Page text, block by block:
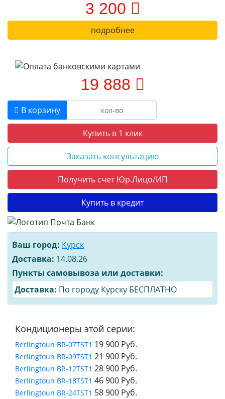
3 200
подробнее
19 888
В корзину
Купить в 1 клик
Заказать консультацию
Получить счет Юр.Лицо/ИП
Купить в кредит
Ваш город: Курск
Доставка: 14.08.26
Пункты самовывоза или доставки:
Доставка: По городу Курску БЕСПЛАТНО
Кондиционеры этой серии:
Berlingtoun BR-07TST1 19 900 Руб.
Berlingtoun BR-09TST1 21 900 Руб.
Berlingtoun BR-12TST1 28 900 Руб.
Berlingtoun BR-18TST1 46 900 Руб.
Berlingtoun BR-24TST1 58 900 Руб.